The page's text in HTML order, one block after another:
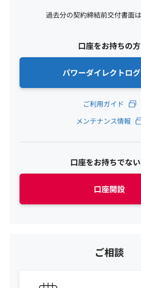
過去分の契約締結前交付書面は
口座をお持ちの方
パワーダイレクトロ
ご利用ガイド
メンテナンス情報
口座をお持ちでな
口座開設
ご相談